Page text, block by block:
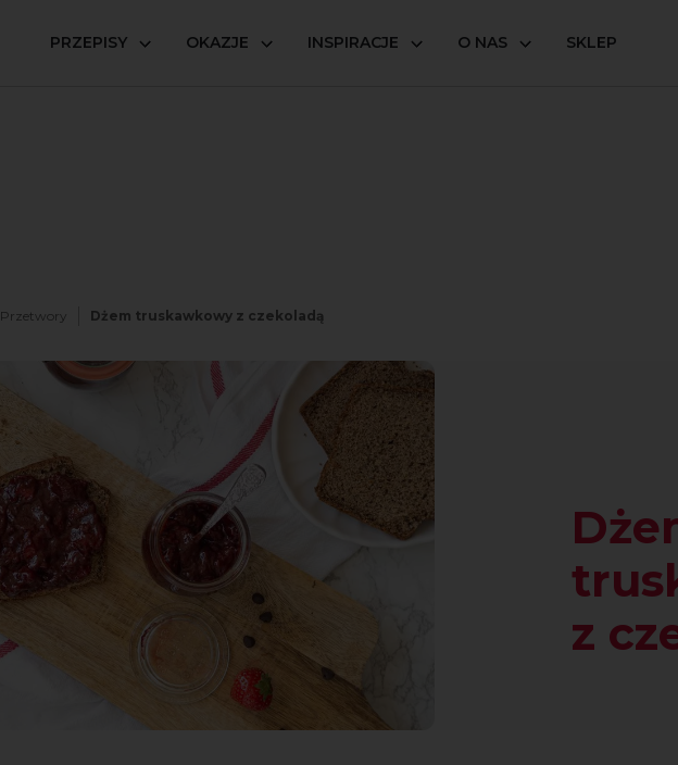
PRZEPISY OKAZJE INSPIRACJE O NAS SKLEP
Przetwory Dżem truskawkowy z czekoladą
z